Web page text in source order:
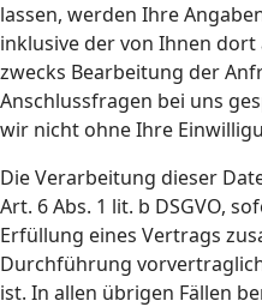
lassen, werden Ihre
inklusive der von Ihnen
zwecks Bearbeitung der
Anschlussfragen bei uns
wir nicht ohne Ihre
Die Verarbeitung dieser
Art. 6 Abs. 1 lit. b DSGVO,
Erfüllung eines Vertrags
Durchführung
ist. In allen übrigen Fällen